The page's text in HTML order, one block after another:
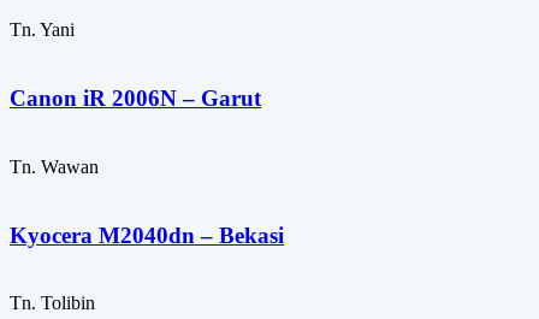
Tn. Yani
Canon iR 2006N – Garut
Tn. Wawan
Kyocera M2040dn – Bekasi
Tn. Tolibin